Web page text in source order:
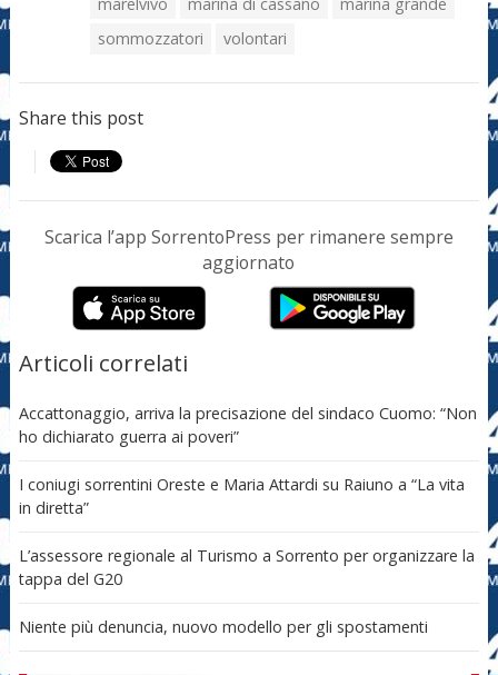
sommozzatori
volontari
Share this post
Scarica l’app SorrentoPress per rimanere sempre
aggiornato
Articoli correlati
Accattonaggio, arriva la precisazione del sindaco Cuomo: “Non
ho dichiarato guerra ai poveri”
I coniugi sorrentini Oreste e Maria Attardi su Raiuno a “La vita
in diretta”
L’assessore regionale al Turismo a Sorrento per organizzare la
tappa del G20
Niente più denuncia, nuovo modello per gli spostamenti